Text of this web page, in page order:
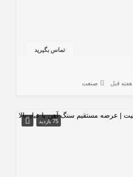
تماس بگیرید
صنعت
75 بازدید